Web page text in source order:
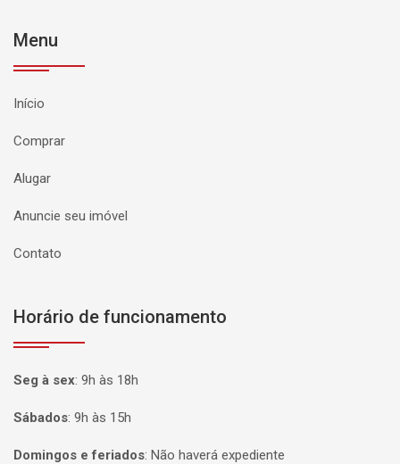
Menu
Início
Comprar
Alugar
Anuncie seu imóvel
Contato
Horário de funcionamento
Seg à sex: 9h às 18h
Sábados: 9h às 15h
Domingos e feriados: Não haverá expediente